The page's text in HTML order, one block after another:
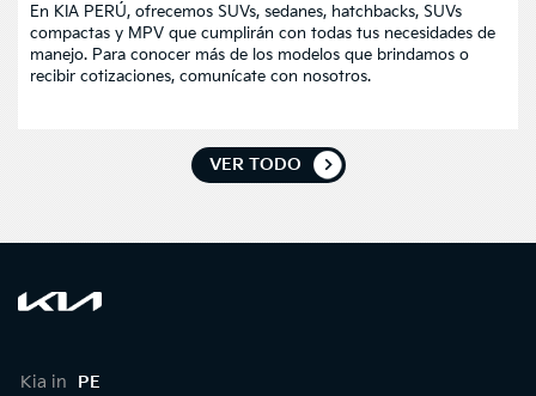
En KIA PERÚ, ofrecemos SUVs, sedanes, hatchbacks, SUVs
compactas y MPV que cumplirán con todas tus necesidades de
manejo. Para conocer más de los modelos que brindamos o
recibir cotizaciones, comunícate con nosotros.
VER TODO
Kia in PE